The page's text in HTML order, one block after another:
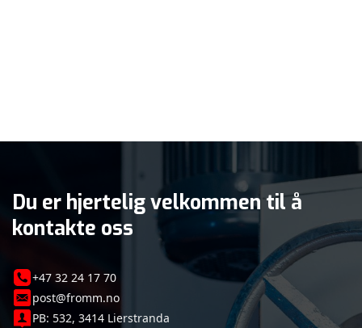
Du er hjertelig velkommen til å
kontakte oss
+47 32 24 17 70
post@fromm.no
PB: 532, 3414 Lierstranda